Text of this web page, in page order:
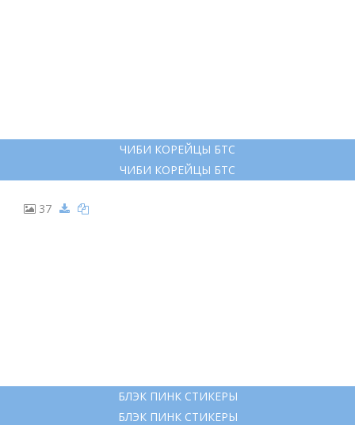
ЧИБИ КОРЕЙЦЫ БТС
ЧИБИ КОРЕЙЦЫ БТС
37
БЛЭК ПИНК СТИКЕРЫ
БЛЭК ПИНК СТИКЕРЫ